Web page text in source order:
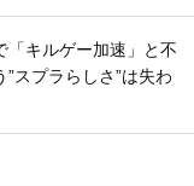
「キルゲー加速」と不
スプラらしさ”は失わ